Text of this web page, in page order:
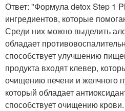
Ответ: "Формула detox Step 1
ингредиентов, которые
Среди них можно выделить
обладает
способствует улучшению
продукта входят клевер,
очищению печени и желчного
который обладает
способствует очищению крови.